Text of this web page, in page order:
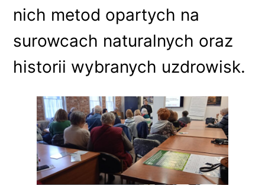
nich metod opartych na
surowcach naturalnych oraz
historii wybranych uzdrowisk.